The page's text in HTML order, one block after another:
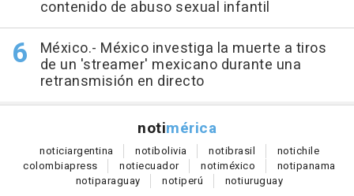
contenido de abuso sexual infantil
México.- México investiga la muerte a tiros
de un 'streamer' mexicano durante una
retransmisión en directo
notimérica
noticiargentina notibolivia notibrasil notichile
colombiapress notiecuador notiméxico notipanama
notiparaguay notiperú notiuruguay